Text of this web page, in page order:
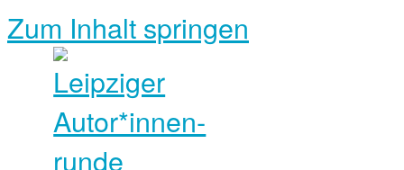
Zum Inhalt springen